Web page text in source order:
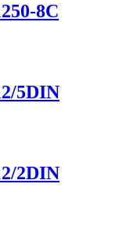
8C
5DIN
2DIN